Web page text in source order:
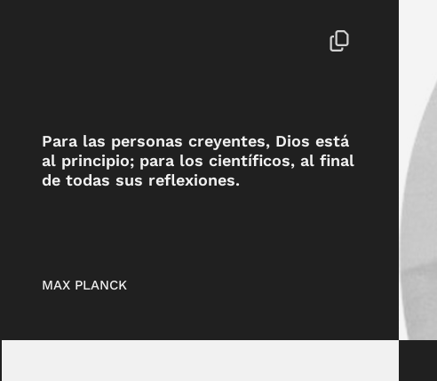
Para las personas creyentes, Dios está
al principio; para los científicos, al final
de todas sus reflexiones.
MAX PLANCK